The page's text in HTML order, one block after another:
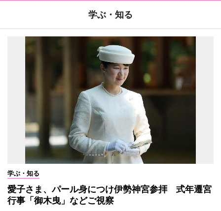
学ぶ・知る
学ぶ・知る
愛子さま、パール身につけ伊勢神宮参拝 式年遷宮
行事「御木曳」などご視察